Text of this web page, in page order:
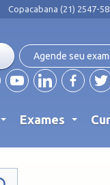
Copacabana (21) 2547-
Agende seu
Exames